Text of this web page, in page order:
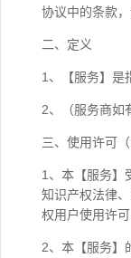
协议中的条款
二、定义
1、【服务】是
2、（服务商如
三、使用许可
1、本【服务】
知识产权法律
权用户使用许可
2、本【服务】